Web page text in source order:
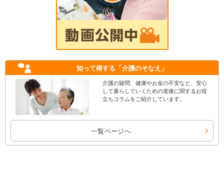
知って得する 「介護のそなえ」
介護の疑問、健康やお金の不安など、安心
して暮らしていくための老後に関するお役
立ちコラムをご紹介しています。
一覧ページへ